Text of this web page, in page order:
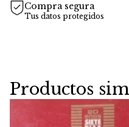
Compra segura
Tus datos protegidos
Productos